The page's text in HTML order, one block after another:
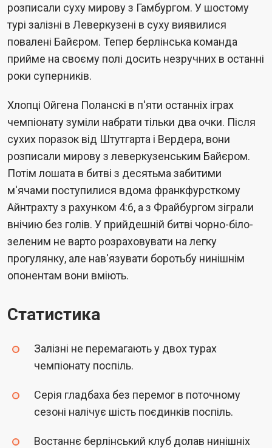
розписали суху мирову з Гамбургом. У шостому
турі залізні в Леверкузені в суху виявилися
повалені Байєром. Тепер берлінська команда
прийме на своєму полі досить незручних в останні
роки суперників.
Хлопці Ойгена Поланскі в п'яти останніх іграх
чемпіонату зуміли набрати тільки два очки. Після
сухих поразок від Штутгарта і Вердера, вони
розписали мирову з леверкузенським Байєром.
Потім лошата в битві з десятьма забитими
м'ячами поступилися вдома франкфурсткому
Айнтрахту з рахунком 4:6, а з Фрайбургом зіграли
внічию без голів. У прийдешній битві чорно-біло-
зеленим не варто розраховувати на легку
прогулянку, але нав'язувати боротьбу нинішнім
опонентам вони вміють.
Статистика
Залізні не перемагають у двох турах
чемпіонату поспіль.
Серія гладбаха без перемог в поточному
сезоні налічує шість поєдинків поспіль.
Востаннє берлінський клуб долав нинішніх